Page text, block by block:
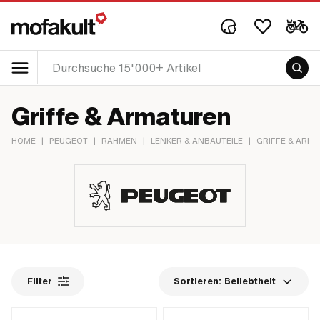
Griffe & Armaturen
HOME | PEUGEOT | RAHMEN | LENKER & ANBAUTEILE | GRIFFE &
Filter Sortieren: Beliebtheit